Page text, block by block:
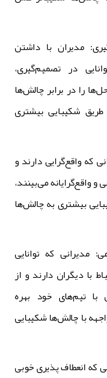
: مدیران با داشتن
در تصمیم‌گیری،
را در برابر چالش‌ها
شکیبایی بیشتری
واقع‌گرایی دارند و
می‌بینند،
بیشتری به چالش‌ها
که توانایی
با دیگران دارند و از
تیم‌های خود بهره
با چالش‌ها شکیبایی
انعطاف پذیری خوبی